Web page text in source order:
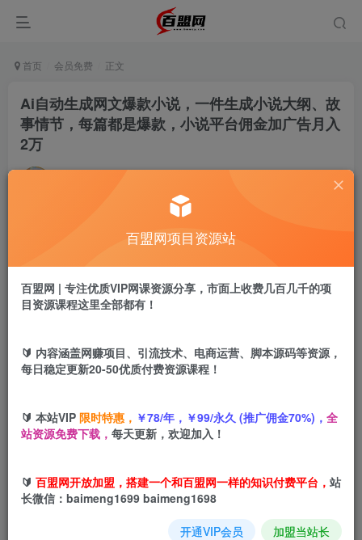
首页 会员免费 正文
Ai自动生成网文爆款小说，一件生成小说大纲、故
事情节，每篇都是爆款，小说平台佣金加广告月入
2万
admin 私信
此内容为付费阅读，请付费后查看
9.9
黄金会员免费 超级会员 免费
立即购买
项目介绍
Ai自动生成网文爆款小说，一件生成小说大纲、故事情节，
百盟网项目资源站
百盟网 | 专注优质VIP网课资源分享，市面上收费几百几千的项
目资源课程这里全部都有！
🔰 内容涵盖网赚项目、引流技术、电商运营、脚本源码等资源，
每日稳定更新20-50优质付费资源课程！
🔰 本站VIP 限时特惠， ￥78/年，￥99/永久 (推广佣金70%)， 全
站资源免费下载， 每天更新，欢迎加入！
🔰 百盟网开放加盟，搭建一个和百盟网一样的知识付费平台， 站
长微信：baimeng1699 baimeng1698
开通VIP会员 加盟当站长